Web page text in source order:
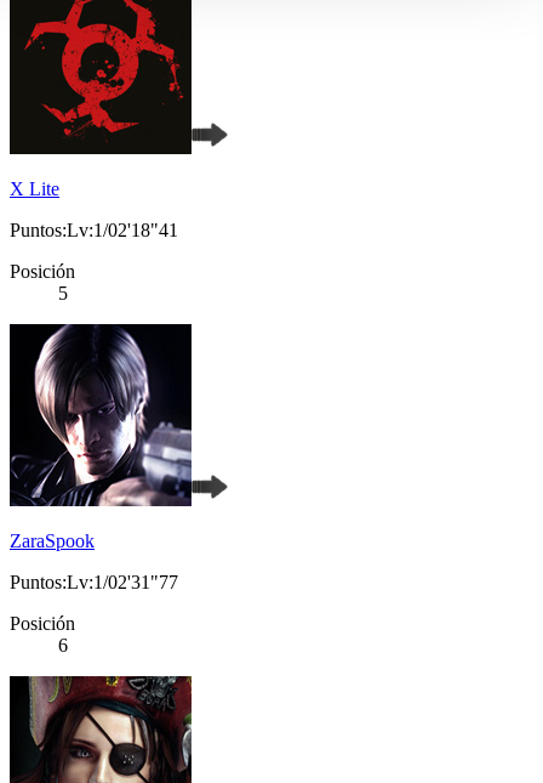
X Lite
Puntos:Lv:1/02'18"41
Posición
5
ZaraSpook
Puntos:Lv:1/02'31"77
Posición
6